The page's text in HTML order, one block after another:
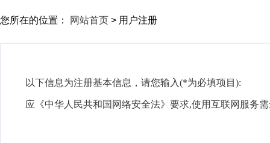
您所在的位置： 网站首页 > 用户注册
以下信息为注册基本信息，请您输入(*为必填项目):
应《中华人民共和国网络安全法》要求,使用互联网服务